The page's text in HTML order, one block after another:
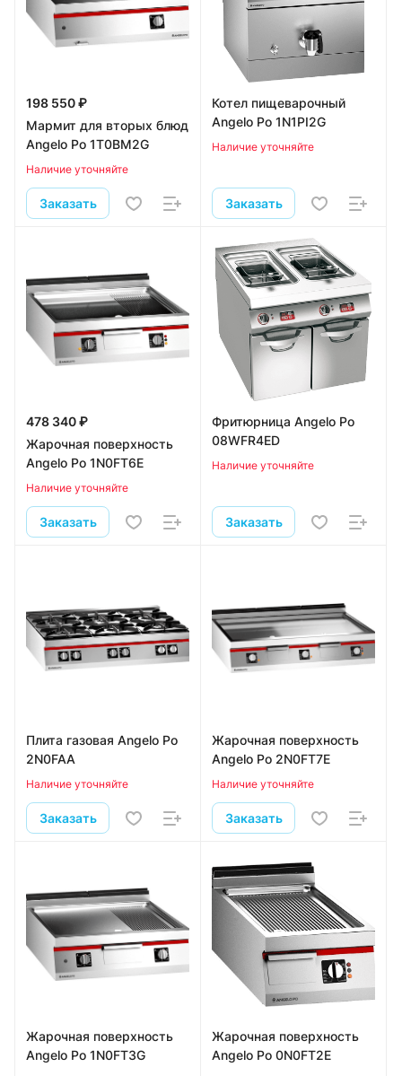
198 550 ₽
Мармит для вторых блюд
Angelo Po 1T0BM2G
Наличие уточняйте
Заказать
Котел пищеварочный
Angelo Po 1N1PI2G
Наличие уточняйте
Заказать
478 340 ₽
Жарочная поверхность
Angelo Po 1N0FT6E
Наличие уточняйте
Заказать
Фритюрница Angelo Po
08WFR4ED
Наличие уточняйте
Заказать
Плита газовая Angelo Po
2N0FAA
Наличие уточняйте
Заказать
Жарочная поверхность
Angelo Po 2N0FT7E
Наличие уточняйте
Заказать
Жарочная поверхность
Angelo Po 1N0FT3G
Жарочная поверхность
Angelo Po 0N0FT2E